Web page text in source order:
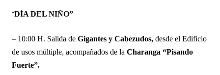
“DÍA DEL NIÑO”
– 10:00 H. Salida de Gigantes y Cabezudos, desde el Edificio
de usos múltiple, acompañados de la Charanga “Pisando
Fuerte”.